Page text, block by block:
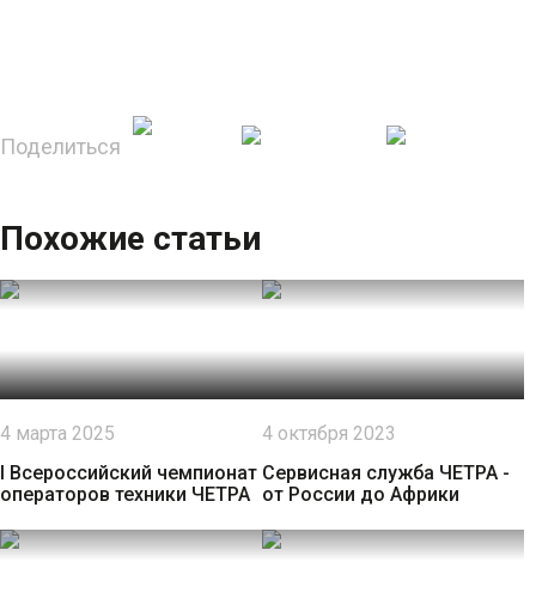
Поделиться
Похожие статьи
4 марта 2025
I Всероссийский чемпионат
операторов техники ЧЕТРА
4 октября 2023
Сервисная служба ЧЕТРА -
от России до Африки